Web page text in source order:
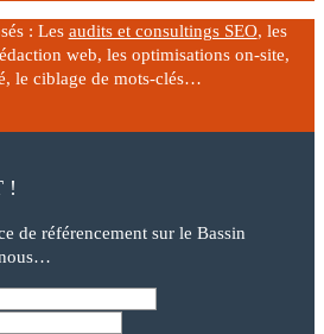
: Les audits et consultings SEO, les
web, les optimisations on-site,
le ciblage de mots-clés…
!
de référencement sur le Bassin